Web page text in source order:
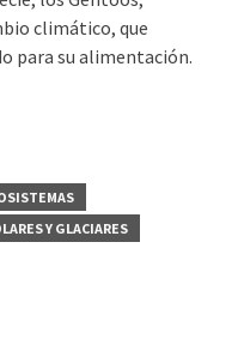
climático, que
para su alimentación.
Y GLACIARES